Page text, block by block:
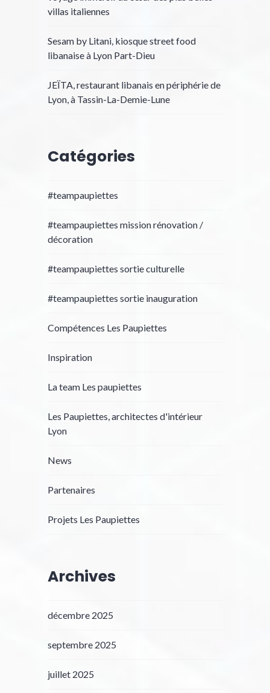
villas italiennes
Sesam by Litani, kiosque street food
libanaise à Lyon Part-Dieu
JEÏTA, restaurant libanais en périphérie de
Lyon, à Tassin-La-Demie-Lune
Catégories
#teampaupiettes
#teampaupiettes mission rénovation /
décoration
#teampaupiettes sortie culturelle
#teampaupiettes sortie inauguration
Compétences Les Paupiettes
Inspiration
La team Les paupiettes
Les Paupiettes, architectes d'intérieur
Lyon
News
Partenaires
Projets Les Paupiettes
Archives
décembre 2025
septembre 2025
juillet 2025